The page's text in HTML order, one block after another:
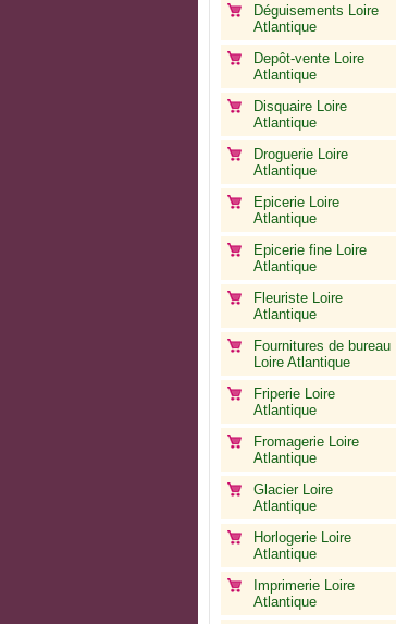
Déguisements Loire
Atlantique
Depôt-vente Loire
Atlantique
Disquaire Loire
Atlantique
Droguerie Loire
Atlantique
Epicerie Loire
Atlantique
Epicerie fine Loire
Atlantique
Fleuriste Loire
Atlantique
Fournitures de bureau
Loire Atlantique
Friperie Loire
Atlantique
Fromagerie Loire
Atlantique
Glacier Loire
Atlantique
Horlogerie Loire
Atlantique
Imprimerie Loire
Atlantique